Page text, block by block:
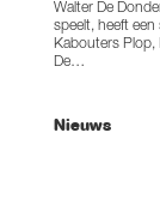
Walter De
speelt, heeft
Kabouters Plop,
De…
Nieuws